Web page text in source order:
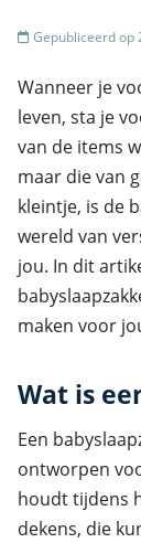
Gepubliceerd op
Wanneer je
leven, sta je
van de items
maar die van
kleintje, is de
wereld van
jou. In dit
maken voor
Wat is
Een
ontworpen
houdt tijdens
dekens, die